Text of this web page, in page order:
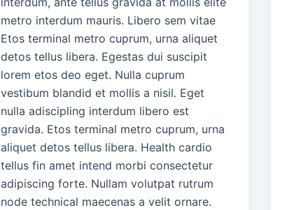
metro interdum mauris. Libero sem vitae
Etos terminal metro cuprum, urna aliquet
detos tellus libera. Egestas dui suscipit
lorem etos deo eget. Nulla cuprum
vestibum blandid et mollis a nisil. Eget
nulla adiscipling interdum libero est
gravida. Etos terminal metro cuprum, urna
aliquet detos tellus libera. Health cardio
tellus fin amet intend morbi consectetur
adipiscing forte. Nullam volutpat rutrum
node technical maecenas a velit ornare.